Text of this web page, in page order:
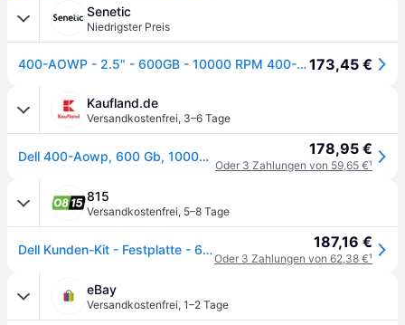
Senetic
Niedrigster Preis
400-AOWP - 2.5" - 600GB - 10000 RPM 400-AOWP173,45 €
Kaufland.de
Versandkostenfrei, 3–6 Tage
Dell 400-Aowp, 600 Gb, 10000 Rpm, 2.5", Sas 178,95 €
Oder 3 Zahlungen von 59,65 €¹
815
Versandkostenfrei, 5–8 Tage
Dell Kunden-Kit - Festplatte - 600 GB - intern - 2.5 (6.4 cm) 187,16 €
Oder 3 Zahlungen von 62,38 €¹
eBay
Versandkostenfrei, 1–2 Tage